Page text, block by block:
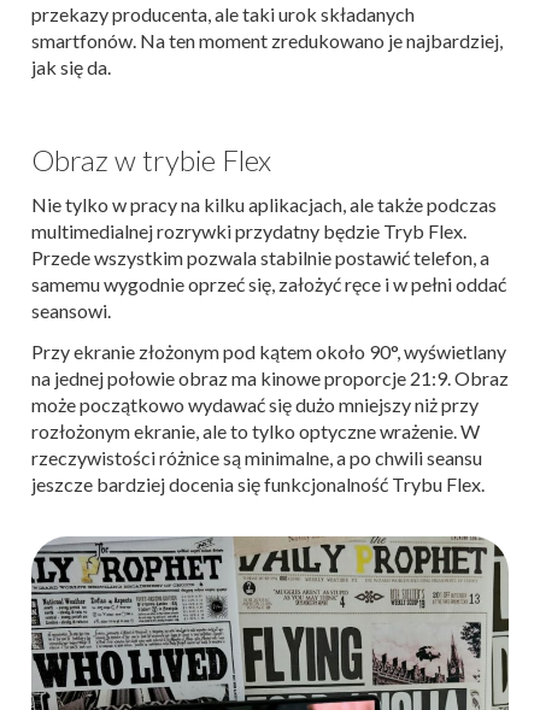
przekazy producenta, ale taki urok składanych
smartfonów. Na ten moment zredukowano je najbardziej,
jak się da.
Obraz w trybie Flex
Nie tylko w pracy na kilku aplikacjach, ale także podczas
multimedialnej rozrywki przydatny będzie Tryb Flex.
Przede wszystkim pozwala stabilnie postawić telefon, a
samemu wygodnie oprzeć się, założyć ręce i w pełni oddać
seansowi.
Przy ekranie złożonym pod kątem około 90°, wyświetlany
na jednej połowie obraz ma kinowe proporcje 21:9. Obraz
może początkowo wydawać się dużo mniejszy niż przy
rozłożonym ekranie, ale to tylko optyczne wrażenie. W
rzeczywistości różnice są minimalne, a po chwili seansu
jeszcze bardziej docenia się funkcjonalność Trybu Flex.